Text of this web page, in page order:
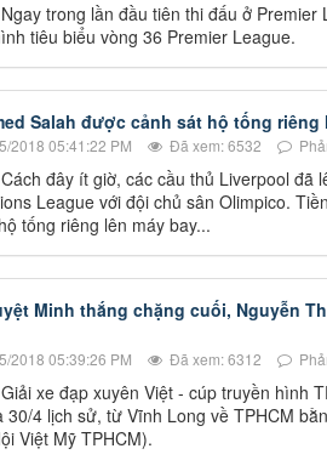
trong lần đầu tiên thi đấu ở
tiêu biểu vòng 36 Premier League.
Salah được cảnh sát hộ tống riêng
2018 05:41:22 PM Đã xem: 6532
đây ít giờ, các cầu thủ Liverpool
League với đội chủ sân Olimpico.
tống riêng lên máy bay...
Minh thắng chặng cuối, Nguyễn
2018 05:39:26 PM Đã xem: 6312
xe đạp xuyên Việt - cúp truyền hình
4 lịch sử, từ Vĩnh Long về TPHCM
Việt Mỹ TPHCM).